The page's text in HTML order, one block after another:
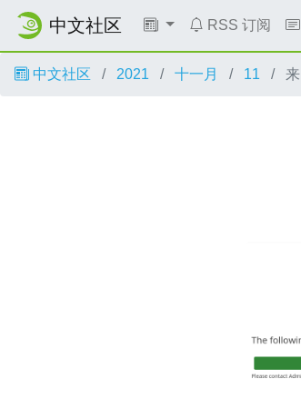
中文社区 RSS 订阅
中文社区 2021 十一月 11